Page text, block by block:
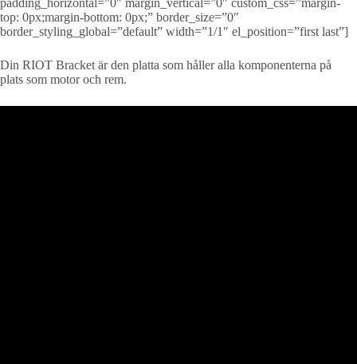
top: 0px;margin-bottom: 0px;” border_size=”0″
border_styling_global=”default” width=”1/1″ el_position=”first last”]
Din RIOT Bracket är den platta som håller alla komponenterna på
plats som motor och rem.